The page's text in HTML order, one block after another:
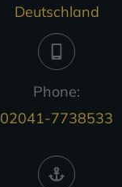
Deutschland
Phone:
02041-7738533